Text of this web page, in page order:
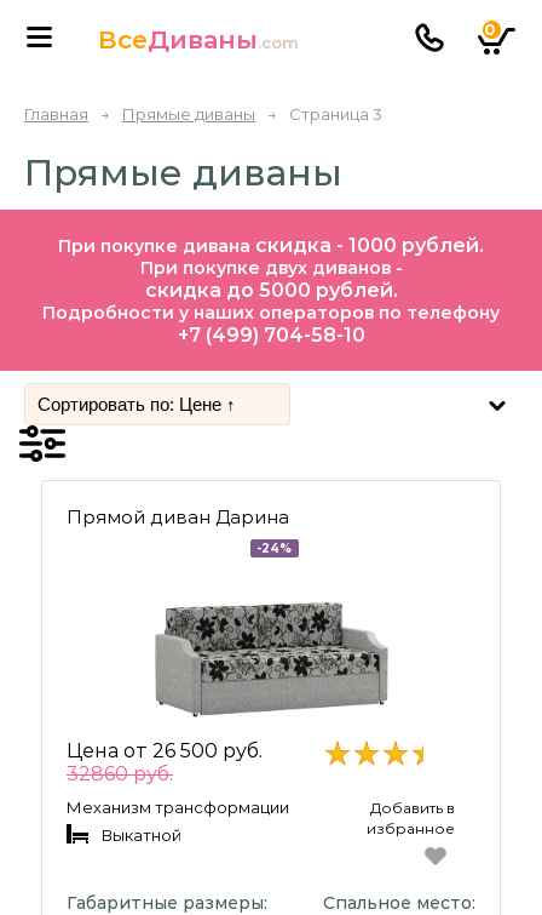
ВсеДиваны.com
0
Главная → Прямые диваны → Страница 3
Прямые диваны
При покупке дивана скидка - 1000 рублей.
При покупке двух диванов -
скидка до 5000 рублей.
Подробности у наших операторов по телефону
+7 (499) 704-58-10
Прямой диван Дарина
-24%
Цена от 26 500 руб.
32860 руб.
Механизм трансформации
Выкатной
Добавить в
избранное
Габаритные размеры: Спальное место: